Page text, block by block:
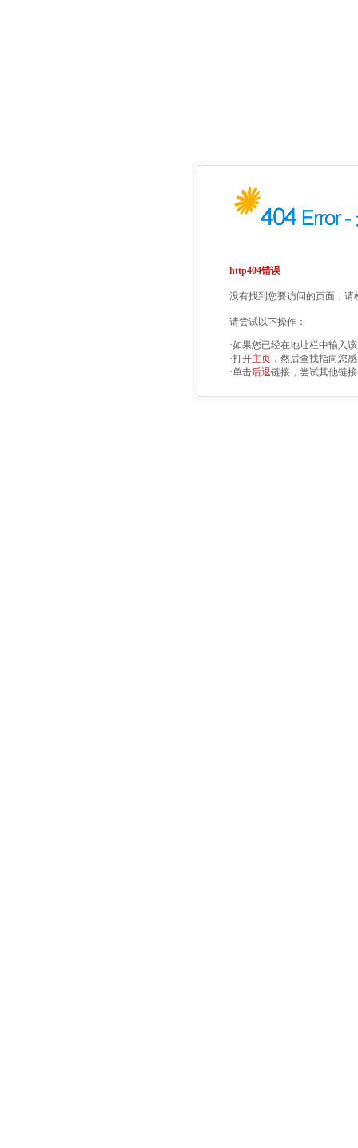
http404错误
没有找到您要访问的页面，请
请尝试以下操作：
·如果您已经在地址栏中输入
·打开主页 ，然后查找指向您
·单击后退链接，尝试其他链